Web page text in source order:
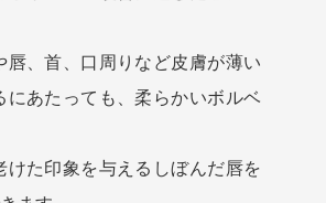
、首、口周りなど皮膚が薄い
あたっても、柔らかいボルベ
た印象を与えるしぼんだ唇を